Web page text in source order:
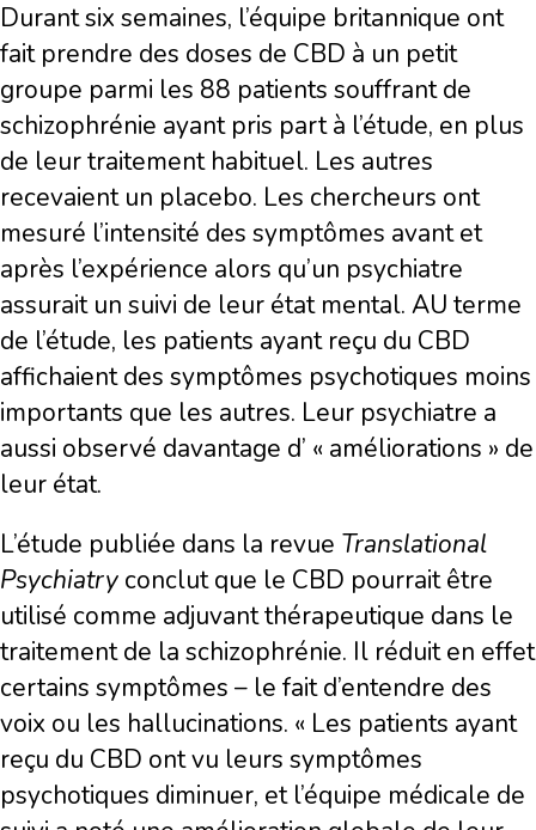
Durant six semaines, l’équipe britannique ont
fait prendre des doses de CBD à un petit
groupe parmi les 88 patients souffrant de
schizophrénie ayant pris part à l’étude, en plus
de leur traitement habituel. Les autres
recevaient un placebo. Les chercheurs ont
mesuré l’intensité des symptômes avant et
après l’expérience alors qu’un psychiatre
assurait un suivi de leur état mental. AU terme
de l’étude, les patients ayant reçu du CBD
affichaient des symptômes psychotiques moins
importants que les autres. Leur psychiatre a
aussi observé davantage d’ « améliorations » de
leur état.
L’étude publiée dans la revue Translational
Psychiatry conclut que le CBD pourrait être
utilisé comme adjuvant thérapeutique dans le
traitement de la schizophrénie. Il réduit en effet
certains symptômes – le fait d’entendre des
voix ou les hallucinations. « Les patients ayant
reçu du CBD ont vu leurs symptômes
psychotiques diminuer, et l’équipe médicale de